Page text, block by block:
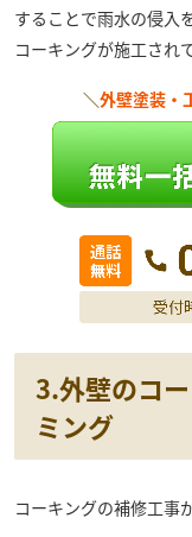
することで雨水の侵入
コーキングが施工され
＼外壁塗装・
3.外壁のコ
ミング
コーキングの補修工事